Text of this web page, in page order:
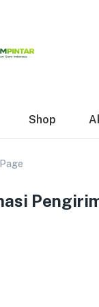
Shop
Page